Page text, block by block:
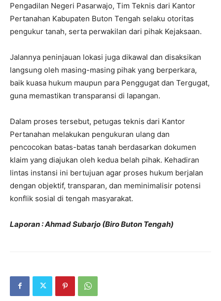
Pengadilan Negeri Pasarwajo, Tim Teknis dari Kantor
Pertanahan Kabupaten Buton Tengah selaku otoritas
pengukur tanah, serta perwakilan dari pihak Kejaksaan.
Jalannya peninjauan lokasi juga dikawal dan disaksikan
langsung oleh masing-masing pihak yang berperkara,
baik kuasa hukum maupun para Penggugat dan Tergugat,
guna memastikan transparansi di lapangan.
​Dalam proses tersebut, petugas teknis dari Kantor
Pertanahan melakukan pengukuran ulang dan
pencocokan batas-batas tanah berdasarkan dokumen
klaim yang diajukan oleh kedua belah pihak. Kehadiran
lintas instansi ini bertujuan agar proses hukum berjalan
dengan objektif, transparan, dan meminimalisir potensi
konflik sosial di tengah masyarakat.
Laporan : Ahmad Subarjo (Biro Buton Tengah)